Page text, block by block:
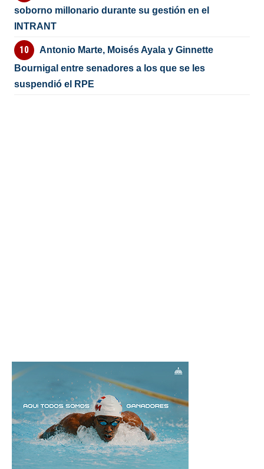
soborno millonario durante su gestión en el
INTRANT
Antonio Marte, Moisés Ayala y Ginnette
Bournigal entre senadores a los que se les
suspendió el RPE